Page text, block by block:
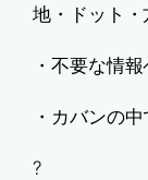
地・ドット・
・不要な情
・カバンの
?